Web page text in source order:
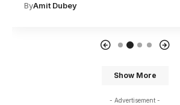
ByAmit Dubey
Show More
- Advertisement -